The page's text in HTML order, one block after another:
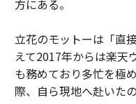
方にある。
立花のモットーは「直
えて2017年からは楽天
も務めており多忙を極
際、自ら現地へ赴いた